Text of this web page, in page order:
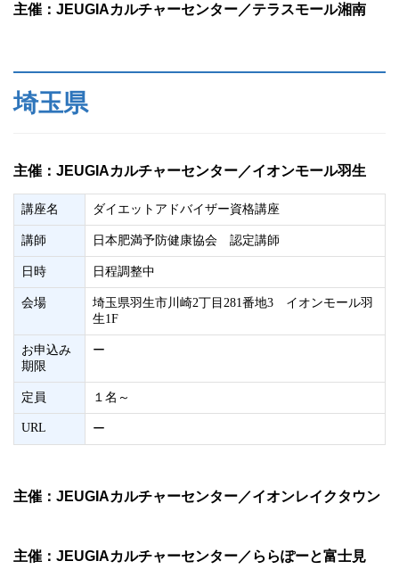
主催：JEUGIAカルチャーセンター／テラスモール湘南
埼玉県
主催：JEUGIAカルチャーセンター／イオンモール羽生
講座名 ダイエットアドバイザー資格講座
講師 日本肥満予防健康協会 認定講師
日時 日程調整中
会場
埼玉県羽生市川崎2丁目281番地3 イオンモール羽
生1F
お申込み
期限
ー
定員 １名～
URL ー
主催：JEUGIAカルチャーセンター／イオンレイクタウン
主催：JEUGIAカルチャーセンター／ららぽーと富士見